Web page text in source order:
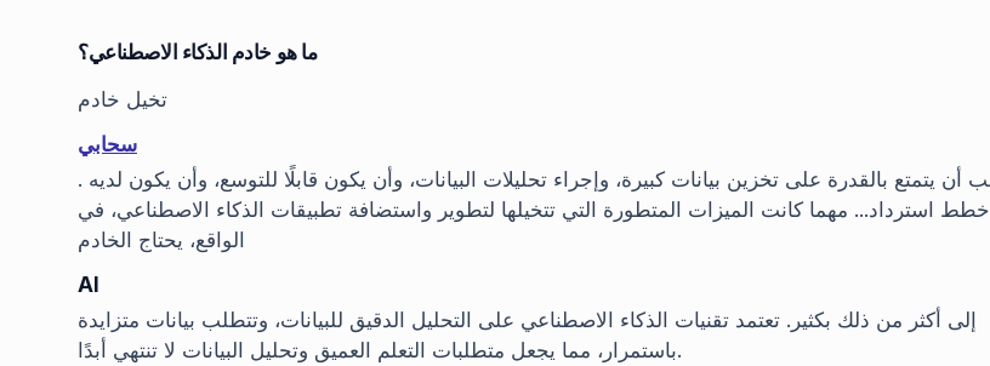
ما هو خادم الذكاء الاصطناعي؟
تخيل خادم
سحابي
. يجب أن يتمتع بالقدرة على تخزين بيانات كبيرة، وإجراء تحليلات البيانات، وأن يكون قابلًا للتوسع، وأن يكون لديه
خطط استرداد... مهما كانت الميزات المتطورة التي تتخيلها لتطوير واستضافة تطبيقات الذكاء الاصطناعي، في
الواقع، يحتاج الخادم
AI
إلى أكثر من ذلك بكثير. تعتمد تقنيات الذكاء الاصطناعي على التحليل الدقيق للبيانات، وتتطلب بيانات متزايدة
باستمرار، مما يجعل متطلبات التعلم العميق وتحليل البيانات لا تنتهي أبدًا.